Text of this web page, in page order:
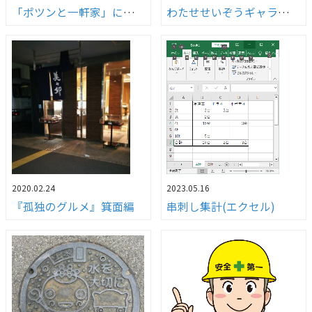
「ポツンと一軒家」に故郷が登場！！ わたせせいぞうギャラリー武庫之荘withダ・ヴィンチ」へ行ってきました！！
2020.02.24
『孤独のグルメ』箕面編
2023.05.16
串刺し集計(エクセル)